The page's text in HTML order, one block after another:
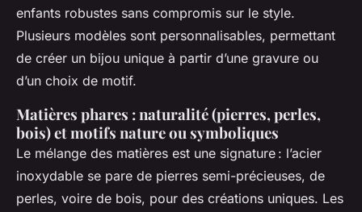
enfants robustes sans compromis sur le style.
Plusieurs modèles sont personnalisables, permettant
de créer un bijou unique à partir d’une gravure ou
d’un choix de motif.
Matières phares : naturalité (pierres, perles,
bois) et motifs nature ou symboliques
Le mélange des matières est une signature : l’acier
inoxydable se pare de pierres semi-précieuses, de
perles, voire de bois, pour des créations uniques. Les